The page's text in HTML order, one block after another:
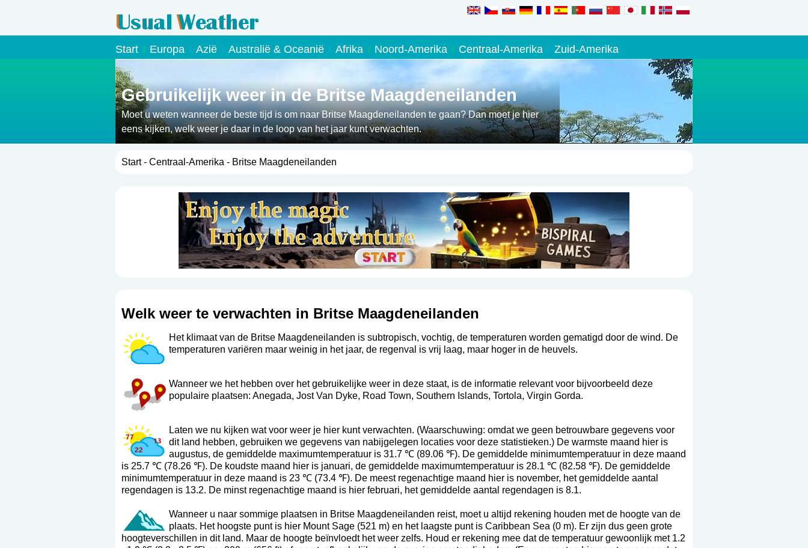
Start Europa Azië Australië & Oceanië Afrika Noord-Amerika Centraal-Amerika Zuid-Amerika
Gebruikelijk weer in de Britse Maagdeneilanden
Moet u weten wanneer de beste tijd is om naar Britse Maagdeneilanden te gaan? Dan moet je hier
eens kijken, welk weer je daar in de loop van het jaar kunt verwachten.
Start- Centraal-Amerika - Britse Maagdeneilanden
Welk weer te verwachten in Britse Maagdeneilanden
Het klimaat van de Britse Maagdeneilanden is subtropisch, vochtig, de temperaturen worden gematigd door de wind. De
temperaturen variëren maar weinig in het jaar, de regenval is vrij laag, maar hoger in de heuvels.
Wanneer we het hebben over het gebruikelijke weer in deze staat, is de informatie relevant voor bijvoorbeeld deze
populaire plaatsen: Anegada, Jost Van Dyke, Road Town, Southern Islands, Tortola, Virgin Gorda.
Laten we nu kijken wat voor weer je hier kunt verwachten. (Waarschuwing: omdat we geen betrouwbare gegevens voor
dit land hebben, gebruiken we gegevens van nabijgelegen locaties voor deze statistieken.) De warmste maand hier is
augustus, de gemiddelde maximumtemperatuur is 31.7 ℃ (89.06 ℉). De gemiddelde minimumtemperatuur in deze maand
is 25.7 ℃ (78.26 ℉). De koudste maand hier is januari, de gemiddelde maximumtemperatuur is 28.1 ℃ (82.58 ℉). De gemiddelde
minimumtemperatuur in deze maand is 23 ℃ (73.4 ℉). De meest regenachtige maand hier is november, het gemiddelde aantal
regendagen is 13.2. De minst regenachtige maand is hier februari, het gemiddelde aantal regendagen is 8.1.
Wanneer u naar sommige plaatsen in Britse Maagdeneilanden reist, moet u altijd rekening houden met de hoogte van de
plaats. Het hoogste punt is hier Mount Sage (521 m) en het laagste punt is Caribbean Sea (0 m). Er zijn dus geen grote
hoogteverschillen in dit land. Maar de hoogte beïnvloedt het weer zelfs. Houd er rekening mee dat de temperatuur gewoonlijk met 1.2